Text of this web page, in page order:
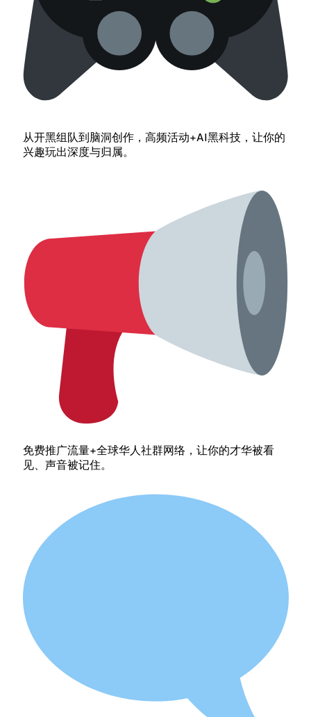
从开黑组队到脑洞创作，高频活动+AI黑科技，让你的
兴趣玩出深度与归属。
免费推广流量+全球华人社群网络，让你的才华被看
见、声音被记住。